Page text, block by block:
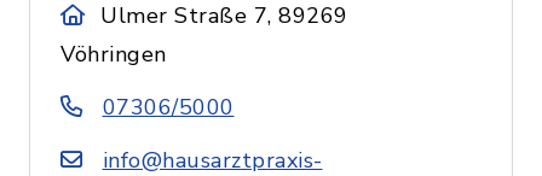
Ulmer Straße 7, 89269
Vöhringen
07306/5000
info@hausarztpraxis-